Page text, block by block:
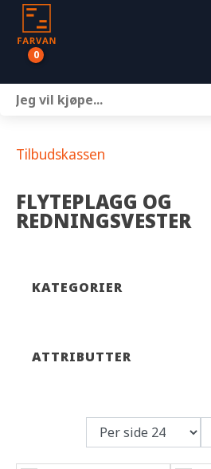
0
Tilbudskassen
FLYTEPLAGG OG
REDNINGSVESTER
KATEGORIER
ATTRIBUTTER